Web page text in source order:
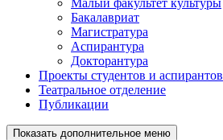
Малый факультет культуры
Бакалавриат
Магистратура
Аспирантура
Докторантура
Проекты студентов и аспирантов
Театральное отделение
Публикации
Показать дополнительное меню